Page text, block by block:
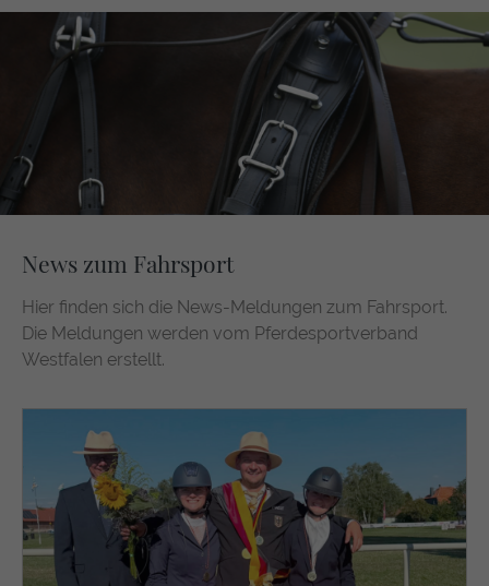
News zum Fahrsport
Hier finden sich die News-Meldungen zum Fahrsport.
Die Meldungen werden vom Pferdesportverband
Westfalen erstellt.